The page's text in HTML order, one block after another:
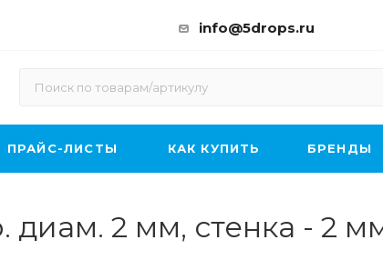
info@5drops.ru
ПРАЙС-ЛИСТЫ КАК КУПИТЬ БРЕНДЫ
2 мм, стенка - 2